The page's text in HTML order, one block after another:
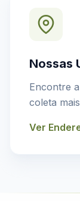
Nossas
Encontre
coleta
Ver